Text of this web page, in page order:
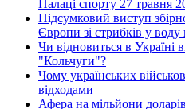
Палаці спорту 27 травня
Підсумковий виступ
Європи зі стрибків у воду
Чи відновиться в Україні
"Кольчуги"?
Чому українських
відходами
Афера на мільйони